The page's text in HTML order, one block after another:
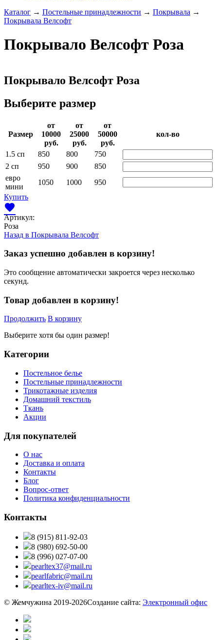
Каталог → Постельные принадлежности → Покрывала →
Покрывала Велсофт
Покрывало Велсофт Роза
Покрывало Велсофт Роза
Выберите размер
Раз­мер
от
10000­
руб.
от
25000­
руб.
от
50000­
руб.
кол-во
1.5 сп 850 800
750
2 сп
950 900
850
евро
мини
1050 1000
950
Купить
favorite
Артикул:
Роза
Назад в Покрывала Велсофт
Заказ успешно добавлен в корзину!
Это сообщение автоматически закроется через несколько
секунд.
Товар добавлен в корзину!
Продолжить В корзину
Выберите хотя бы один размер!
Категории
Постельное белье
Постельные принадлежности
Трикотажные изделия
Домашний текстиль
Ткань
Акции
Для покупателей
О нас
Доставка и оплата
Контакты
Блог
Вопрос-ответ
Политика конфиденциальности
Контакты
8 (915) 811-92-03
8 (980) 692-50-00
8 (996) 027-07-00
pearltex37@mail.ru
pearlfabric@mail.ru
pearltex-iv@mail.ru
© Жемчужина 2019-2026Создание сайта: Электронный офис